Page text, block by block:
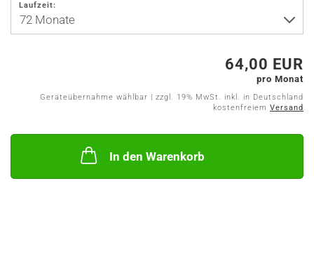
Laufzeit:
64,00 EUR
pro Monat
Geräteübernahme wählbar | zzgl. 19% MwSt. inkl. in Deutschland
kostenfreiem Versand
In den Warenkorb